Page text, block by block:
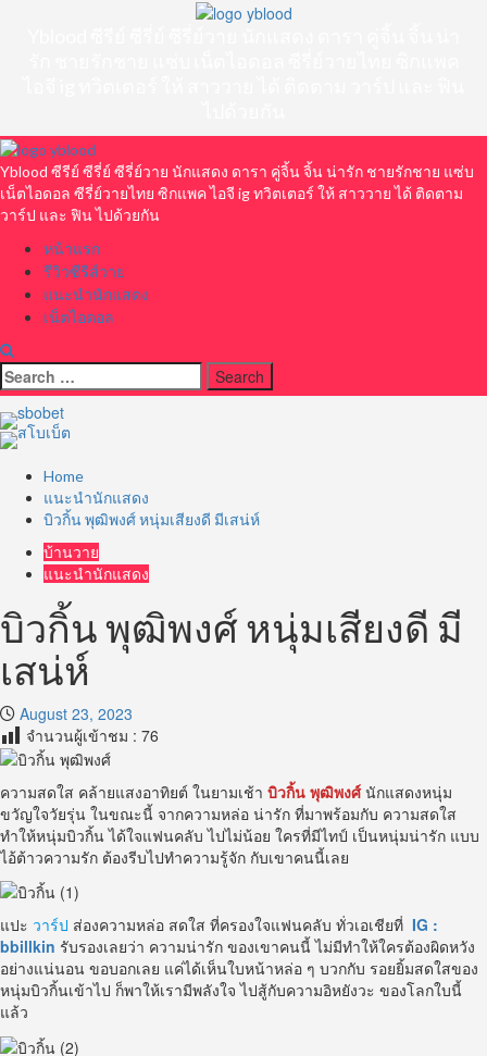
Primary
Menu
Yblood ซีรีย์ ซีรี่ย์ ซีรี่ย์วาย นักแสดง ดารา คู่จิ้น จิ้น น่ารัก ชายรักชาย แซ่บ
เน็ตไอดอล ซีรี่ย์วายไทย ซิกแพค ไอจี ig ทวิตเตอร์ ให้ สาววาย ได้ ติดตาม
วาร์ป และ ฟิน ไปด้วยกัน
หน้าแรก
รีวิวซีรีส์วาย
แนะนำนักแสดง
เน็ตไอดอล
Search
for:
Home
แนะนำนักแสดง
บิวกิ้น พุฒิพงศ์ หนุ่มเสียงดี มีเสน่ห์
บ้านวาย
แนะนำนักแสดง
บิวกิ้น พุฒิพงศ์ หนุ่มเสียงดี มี
เสน่ห์
August 23, 2023
จำนวนผู้เข้าชม : 76
ความสดใส คล้ายแสงอาทิยต์ ในยามเช้า บิวกิ้น พุฒิพงศ์นักแสดงหนุ่ม
ขวัญใจวัยรุ่น ในขณะนี้ จากความหล่อ น่ารัก ที่มาพร้อมกับ ความสดใส
ทำให้หนุ่มบิวกิ้น ได้ใจแฟนคลับ ไปไม่น้อย ใครที่มีไทป์ เป็นหนุ่มน่ารัก แบบ
ไอ้ต้าวความรัก ต้องรีบไปทำความรู้จัก กับเขาคนนี้เลย
แปะ วาร์ป ส่องความหล่อ สดใส ที่ครองใจแฟนคลับ ทั่วเอเชียที่ IG :
bbillkin รับรองเลยว่า ความน่ารัก ของเขาคนนี้ ไม่มีทำให้ใครต้องผิดหวัง
อย่างแน่นอน ขอบอกเลย แค่ได้เห็นใบหน้าหล่อ ๆ บวกกับ รอยยิ้มสดใสของ
หนุ่มบิวกิ้นเข้าไป ก็พาให้เรามีพลังใจ ไปสู้กับความอิหยังวะ ของโลกใบนี้
แล้ว